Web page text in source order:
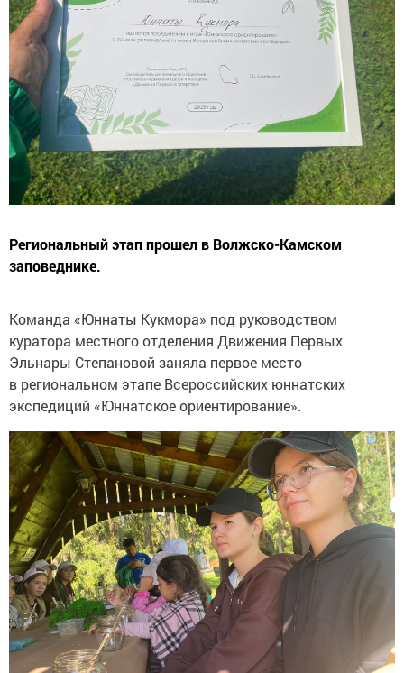
Региональный этап прошел в Волжско-Камском
заповеднике.
Команда «Юннаты Кукмора» под руководством
куратора местного отделения Движения Первых
Эльнары Степановой заняла первое место
в региональном этапе Всероссийских юннатских
экспедиций «Юннатское ориентирование».